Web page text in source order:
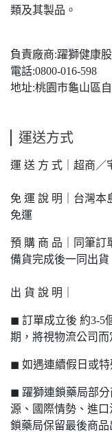
類及其製品。
負責廠商:躍獅健康
電話:0800-016-598
地址:桃園市龜山區
運送方式
運 送 方 式｜超商／
免 運 說 明｜台灣本
免運
預 購 商 品｜同筆訂
備貨完成後一同出貨
出 貨 說 明｜
◼ 訂單成立後 約3-5
期，將視物流公司而
◼ 如遇連續假日或
◼ 躍獅連鎖藥局部
源、國際情勢、進
鎖藥局保留最後商品